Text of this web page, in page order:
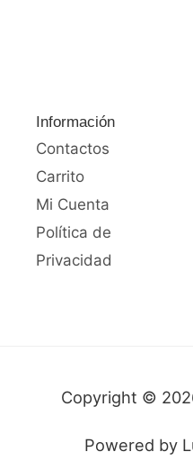
Información
Contactos
Carrito
Mi Cuenta
Política de
Privacidad
Copyright ©
Powered by